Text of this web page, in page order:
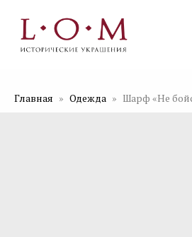
Главная Одежда Шарф «Не